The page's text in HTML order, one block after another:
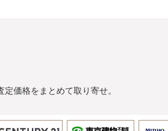
定価格をまとめて取り寄せ。